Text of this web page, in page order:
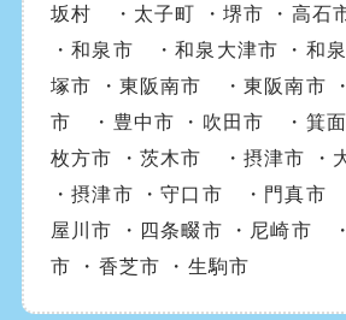
坂村 ・太子町 ・堺市 ・高石
・和泉市 ・和泉大津市 ・和
塚市 ・東阪南市 ・東阪南市
市 ・豊中市 ・吹田市 ・箕面
枚方市 ・茨木市 ・摂津市 ・
・摂津市 ・守口市 ・門真市
屋川市 ・四条畷市 ・尼崎市
市 ・香芝市 ・生駒市